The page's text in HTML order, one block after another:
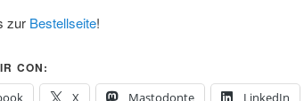
zur Bestellseite!
CON:
X Mastodonte LinkedIn